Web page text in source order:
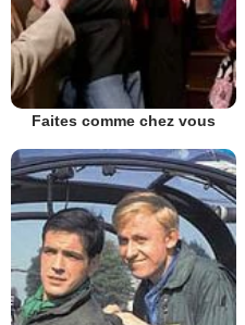
Faites comme chez vous